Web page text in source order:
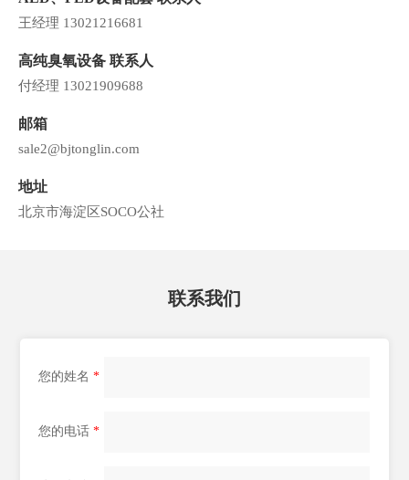
王经理 13021216681
高纯臭氧设备 联系人
付经理 13021909688
邮箱
sale2@bjtonglin.com
地址
北京市海淀区SOCO公社
联系我们
您的姓名*
您的电话*